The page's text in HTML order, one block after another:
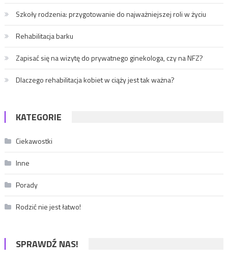
Szkoły rodzenia: przygotowanie do najważniejszej roli w życiu
Rehabilitacja barku
Zapisać się na wizytę do prywatnego ginekologa, czy na NFZ?
Dlaczego rehabilitacja kobiet w ciąży jest tak ważna?
KATEGORIE
Ciekawostki
Inne
Porady
Rodzić nie jest łatwo!
SPRAWDŹ NAS!